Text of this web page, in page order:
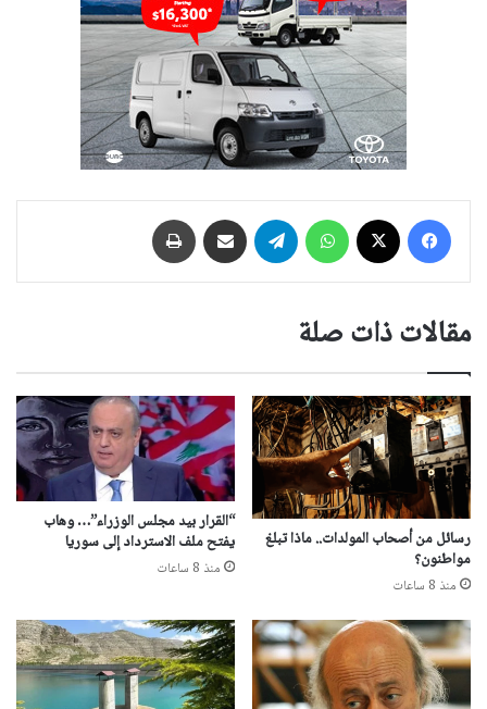
فيسبوك واتساب تيلقرام مشاركة عبر البريد
مقالات ذات صلة
رسائل من أصحاب المولدات.. ماذا تبلغ
مواطنون؟
منذ 8 ساعات
“القرار بيد مجلس الوزراء”… وهاب
يفتح ملف الاسترداد إلى سوريا
منذ 8 ساعات